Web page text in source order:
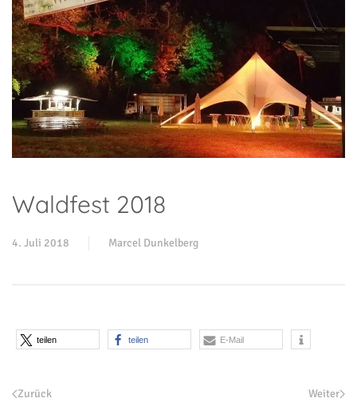
Waldfest 2018
4. Juli 2018 Marcel Dunkelberg
teilen teilen E-Mail
Zurück Weiter